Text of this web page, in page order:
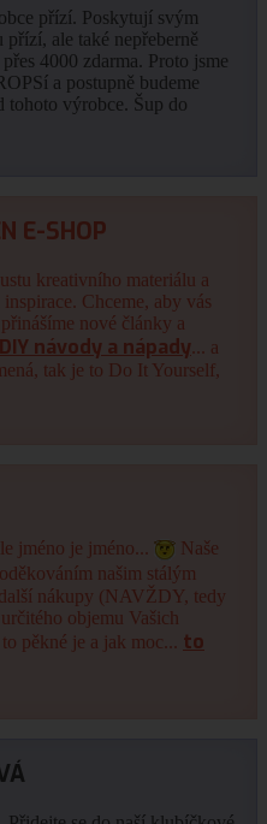
přízí. Poskytují svým
ale také nepřeberně
4000 zdarma. Proto jsme
a postupně budeme
tohoto výrobce. Šup do
E-SHOP
kreativního materiálu a
Chceme, aby vás
nové články a
DIY návody a nápady ... a
tak je to Do It Yourself,
jméno je jméno... Naše
našim stálým
nákupy (NAVŽDY, tedy
objemu Vašich
pěkné je a jak moc... to